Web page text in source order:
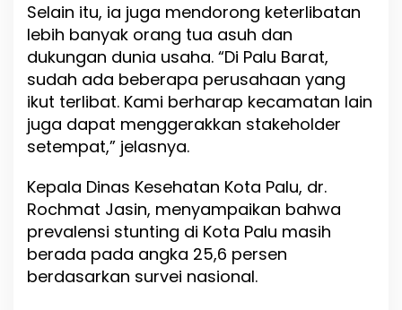
Selain itu, ia juga mendorong keterlibatan
lebih banyak orang tua asuh dan
dukungan dunia usaha. “Di Palu Barat,
sudah ada beberapa perusahaan yang
ikut terlibat. Kami berharap kecamatan lain
juga dapat menggerakkan stakeholder
setempat,” jelasnya.
Kepala Dinas Kesehatan Kota Palu, dr.
Rochmat Jasin, menyampaikan bahwa
prevalensi stunting di Kota Palu masih
berada pada angka 25,6 persen
berdasarkan survei nasional.